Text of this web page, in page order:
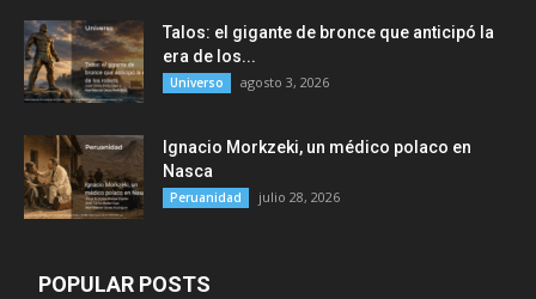
Talos: el gigante de bronce que anticipó la
era de los...
Universo agosto 3, 2026
Ignacio Morkzeki, un médico polaco en
Nasca
Peruanidad julio 28, 2026
POPULAR POSTS